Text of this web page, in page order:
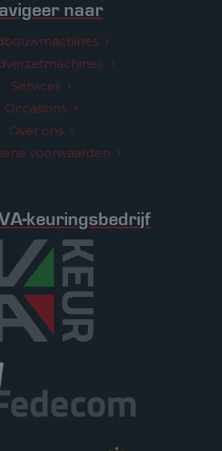
naar
Services
Occasions
Over ons
voorwaarden
keuringsbedrijf